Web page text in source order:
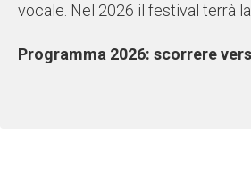
vocale. Nel 2026 il festival terrà
Programma 2026: scorrere